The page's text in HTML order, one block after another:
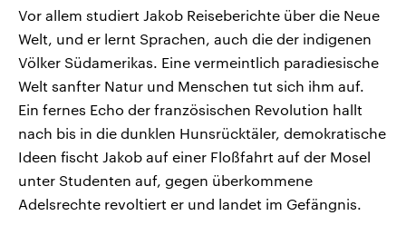
Vor allem studiert Jakob Reiseberichte über die Neue
Welt, und er lernt Sprachen, auch die der indigenen
Völker Südamerikas. Eine vermeintlich paradiesische
Welt sanfter Natur und Menschen tut sich ihm auf.
Ein fernes Echo der französischen Revolution hallt
nach bis in die dunklen Hunsrücktäler, demokratische
Ideen fischt Jakob auf einer Floßfahrt auf der Mosel
unter Studenten auf, gegen überkommene
Adelsrechte revoltiert er und landet im Gefängnis.